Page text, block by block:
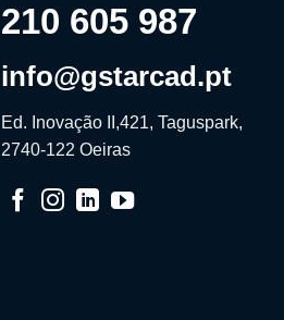
210 605 987
info@gstarcad.pt
Ed. Inovação II,421, Taguspark,
2740-122 Oeiras